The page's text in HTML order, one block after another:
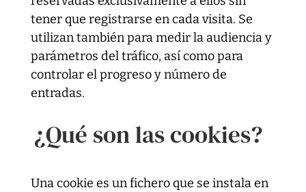
tener que registrarse en cada visita. Se
utilizan también para medir la audiencia y
parámetros del tráfico, así como para
controlar el progreso y número de
entradas.
¿Qué son las cookies?
Una cookie es un fichero que se instala en